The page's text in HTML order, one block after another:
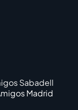
Sabadell
Madrid